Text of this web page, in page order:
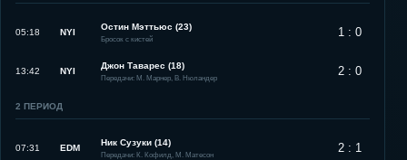
05:18 NYI
Остин Мэттьюс (23)
Бросок с кистей 1 : 0
13:42 NYI
Джон Таварес (18)
Передачи: М. Марнер, В. Нюландер 2 : 0
2 ПЕРИОД
07:31 EDM
Ник Сузуки (14)
Передачи: К. Кофилд, М. Матесон 2 : 1